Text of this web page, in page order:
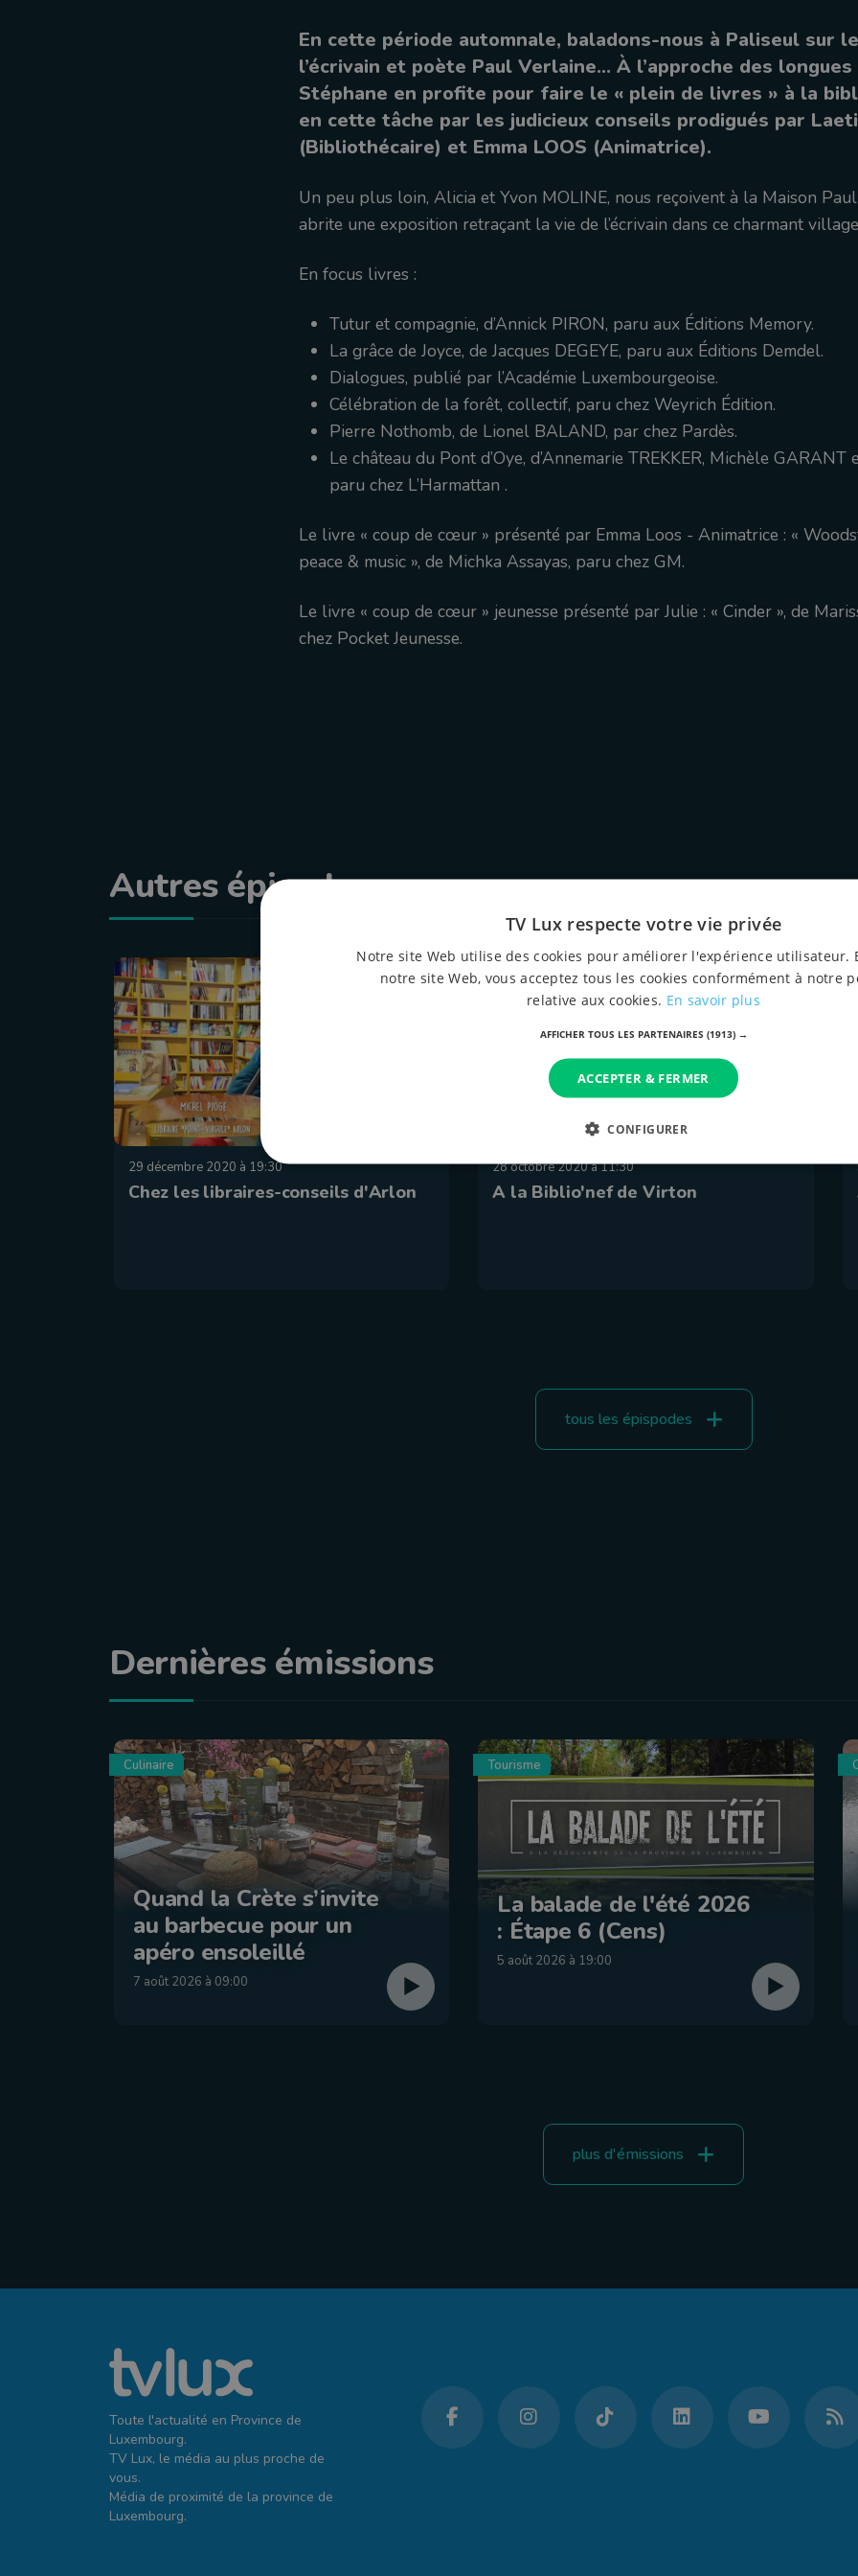
En cette période automnale, baladons-nous à Paliseul sur
l’écrivain et poète Paul Verlaine… À l’approche des
Stéphane en profite pour faire le « plein de livres » à la
en cette tâche par les judicieux conseils prodigués par
(Bibliothécaire) et Emma LOOS (Animatrice).
Un peu plus loin, Alicia et Yvon MOLINE, nous reçoivent à la Maison
abrite une exposition retraçant la vie de l’écrivain dans ce charmant
En focus livres :
Tutur et compagnie, d’Annick PIRON, paru aux Éditions Memory.
La grâce de Joyce, de Jacques DEGEYE, paru aux Éditions Demdel.
Dialogues, publié par l’Académie Luxembourgeoise.
Célébration de la forêt, collectif, paru chez Weyrich Édition.
Pierre Nothomb, de Lionel BALAND, par chez Pardès.
Le château du Pont d’Oye, d’Annemarie TREKKER, Michèle GARANT
paru chez L’Harmattan .
Le livre « coup de cœur » présenté par Emma Loos - Animatrice : «
peace & music », de Michka Assayas, paru chez GM.
Le livre « coup de cœur » jeunesse présenté par Julie : « Cinder », de
chez Pocket Jeunesse.
Autres épisodes
29 décembre 2020 à 19:30
Chez les libraires-conseils d'Arlon
28 octobre 2020 à 11:30
A la Biblio'nef de Virton
tous les épispodes
Dernières émissions
Culinaire
Quand la Crète s’invite
au barbecue pour un
apéro ensoleillé
7 août 2026 à 09:00
Tourisme
La balade de l'été 2026
: Étape 6 (Cens)
5 août 2026 à 19:00
plus d'émissions
Toute l'actualité en Province de
Luxembourg.
TV Lux, le média au plus proche de
vous.
Média de proximité de la province de
Luxembourg.
TV Lux respecte votre vie privée
Notre site Web utilise des cookies pour améliorer l'expérience utilisateur.
notre site Web, vous acceptez tous les cookies conformément à notre
relative aux cookies. En savoir plus
AFFICHER TOUS LES PARTENAIRES (1913) →
ACCEPTER & FERMER
CONFIGURER